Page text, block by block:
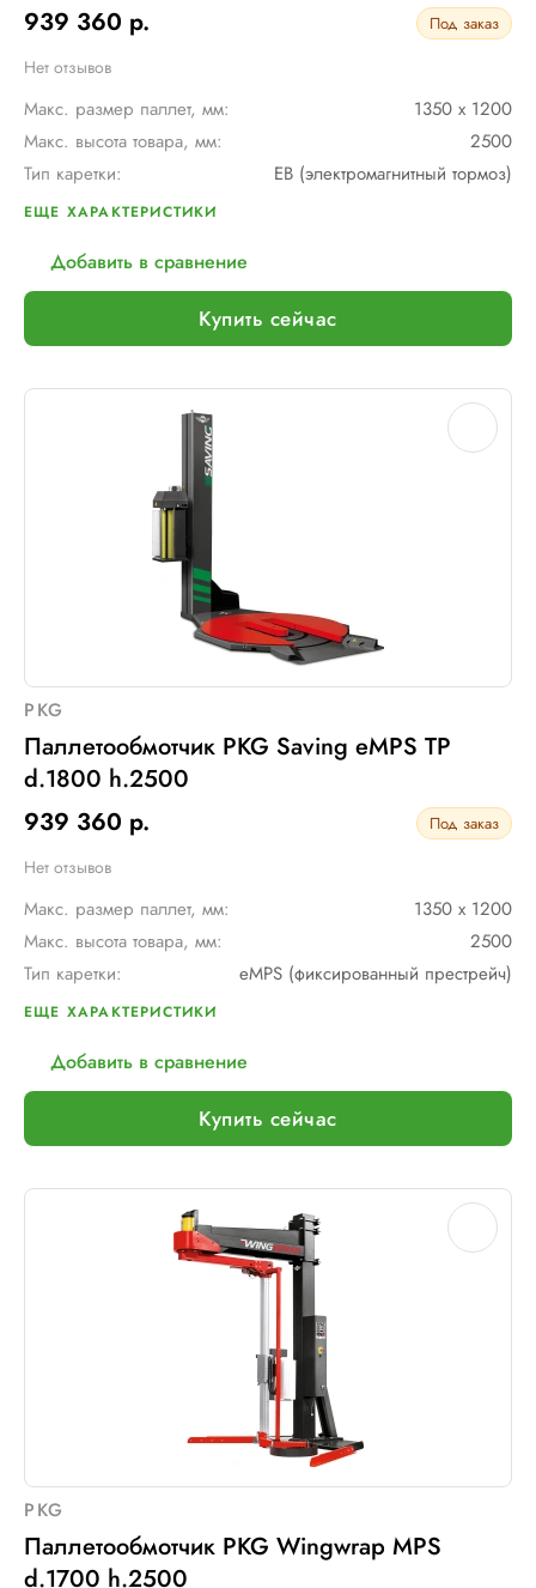
939 360 р.
Под заказ
Нет отзывов
Макс. размер паллет, мм:
1350 х 1200
Макс. высота товара, мм:
2500
Тип каретки:
EB (электромагнитный тормоз)
Диам. поворотного стола, мм:
Тип питания:
Макс. вес рулона с пленкой, кг:
16
Шир. рулона с пленкой, мм:
500
Электрическое подключение:
220В, 50Гц, 1Фаза
ЕЩЕ ХАРАКТЕРИСТИКИ
Добавить в сравнение
Купить сейчас
PKG
Паллетообмотчик PKG Saving eMPS TP
d.1800 h.2500
939 360 р.
Под заказ
Нет отзывов
Макс. размер паллет, мм:
1350 х 1200
Макс. высота товара, мм:
2500
Тип каретки:
eMPS (фиксированный престрейч)
Диам. поворотного стола, мм:
Тип питания:
Макс. вес рулона с пленкой, кг:
16
Шир. рулона с пленкой, мм:
500
Электрическое подключение:
220В, 50Гц, 1Фаза
ЕЩЕ ХАРАКТЕРИСТИКИ
Добавить в сравнение
Купить сейчас
PKG
Паллетообмотчик PKG Wingwrap MPS
d.1700 h.2500